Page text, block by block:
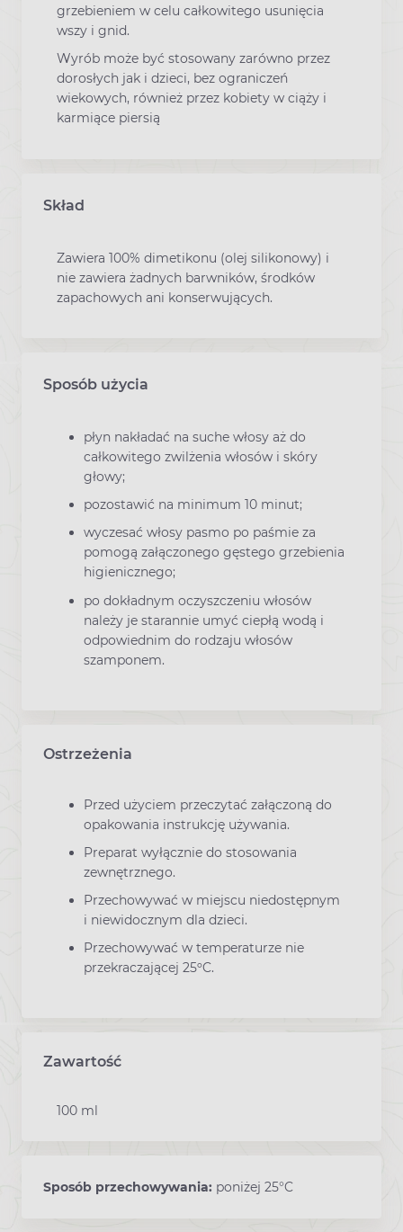
grzebieniem w celu całkowitego usunięcia
wszy i gnid.
Wyrób może być stosowany zarówno przez
dorosłych jak i dzieci, bez ograniczeń
wiekowych, również przez kobiety w ciąży i
karmiące piersią
Skład
Zawiera 100% dimetikonu (olej silikonowy) i
nie zawiera żadnych barwników, środków
zapachowych ani konserwujących.
Sposób użycia
płyn nakładać na suche włosy aż do
całkowitego zwilżenia włosów i skóry
głowy;
pozostawić na minimum 10 minut;
wyczesać włosy pasmo po paśmie za
pomogą załączonego gęstego grzebienia
higienicznego;
po dokładnym oczyszczeniu włosów
należy je starannie umyć ciepłą wodą i
odpowiednim do rodzaju włosów
szamponem.
Ostrzeżenia
Przed użyciem przeczytać załączoną do
opakowania instrukcję używania.
Preparat wyłącznie do stosowania
zewnętrznego.
Przechowywać w miejscu niedostępnym
i niewidocznym dla dzieci.
Przechowywać w temperaturze nie
przekraczającej 25ºC.
Zawartość
100 ml
Sposób przechowywania: poniżej 25°C